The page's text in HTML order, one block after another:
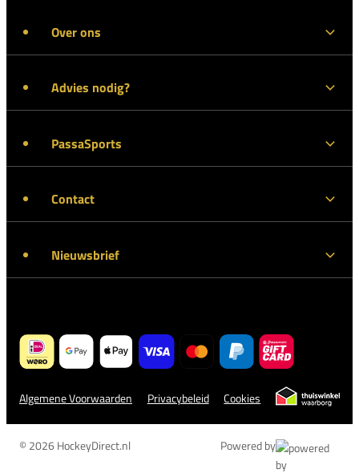
Over ons
Advies nodig?
PassaSports
Contact
Nieuwsbrief
Algemene Voorwaarden Privacybeleid Cookies
© 2026 HockeyDirect.nl Powered by